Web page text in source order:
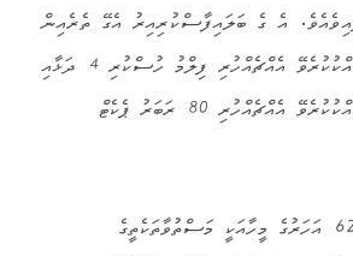
އެ ގެ ބަލައިފާސްކުރިއިރު އެގޭ ތެރެއިން
މަސްތުވާތަކެތިކަމަށް ޝައްކުކުރެވޭ އެއްޗެއްހުރި ފިލްމު ހުސްކުރި 4 ދަޅާއި
މަސްތުވާތަކެތިކަމަށް ޝައްކުކުރެވޭ އެއްޗެއްހުރި 80 ރަބަރު ޕެކެޓް
މި ދެމީހުންގެ ތެރެއިން 62 އަހަރުގެ މީހާއަކީ މަސްތުވާތަކެތީގެ